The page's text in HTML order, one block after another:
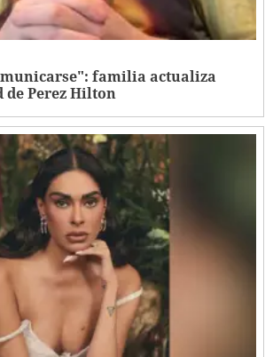
familia actualiza
de Perez Hilton